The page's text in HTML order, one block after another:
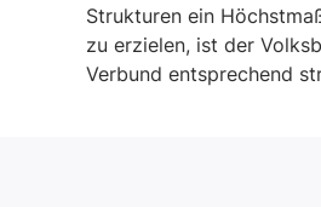
Strukturen ein
zu erzielen, ist der
Verbund entsprechend